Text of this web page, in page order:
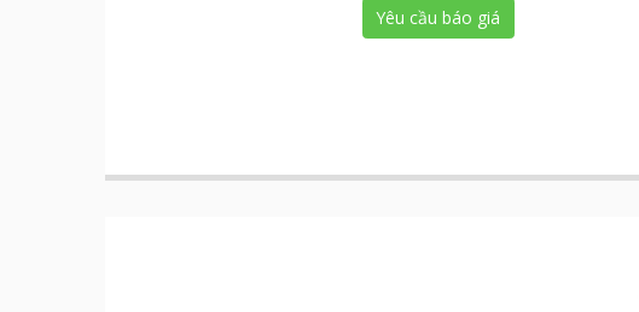
Yêu cầu báo giá